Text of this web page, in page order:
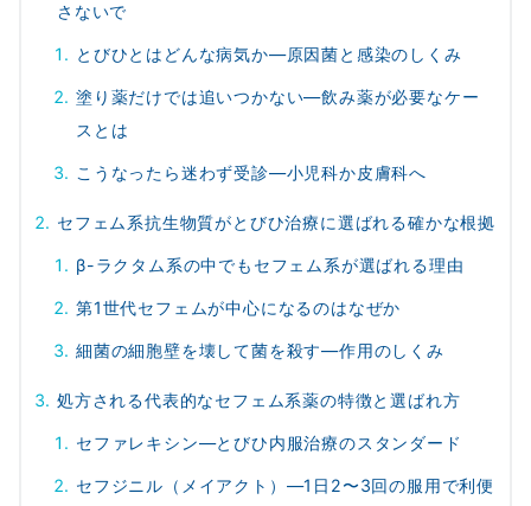
さないで
とびひとはどんな病気か—原因菌と感染のしくみ
塗り薬だけでは追いつかない—飲み薬が必要なケー
スとは
こうなったら迷わず受診—小児科か皮膚科へ
セフェム系抗生物質がとびひ治療に選ばれる確かな根拠
β-ラクタム系の中でもセフェム系が選ばれる理由
第1世代セフェムが中心になるのはなぜか
細菌の細胞壁を壊して菌を殺す—作用のしくみ
処方される代表的なセフェム系薬の特徴と選ばれ方
セファレキシン—とびひ内服治療のスタンダード
セフジニル（メイアクト）—1日2〜3回の服用で利便